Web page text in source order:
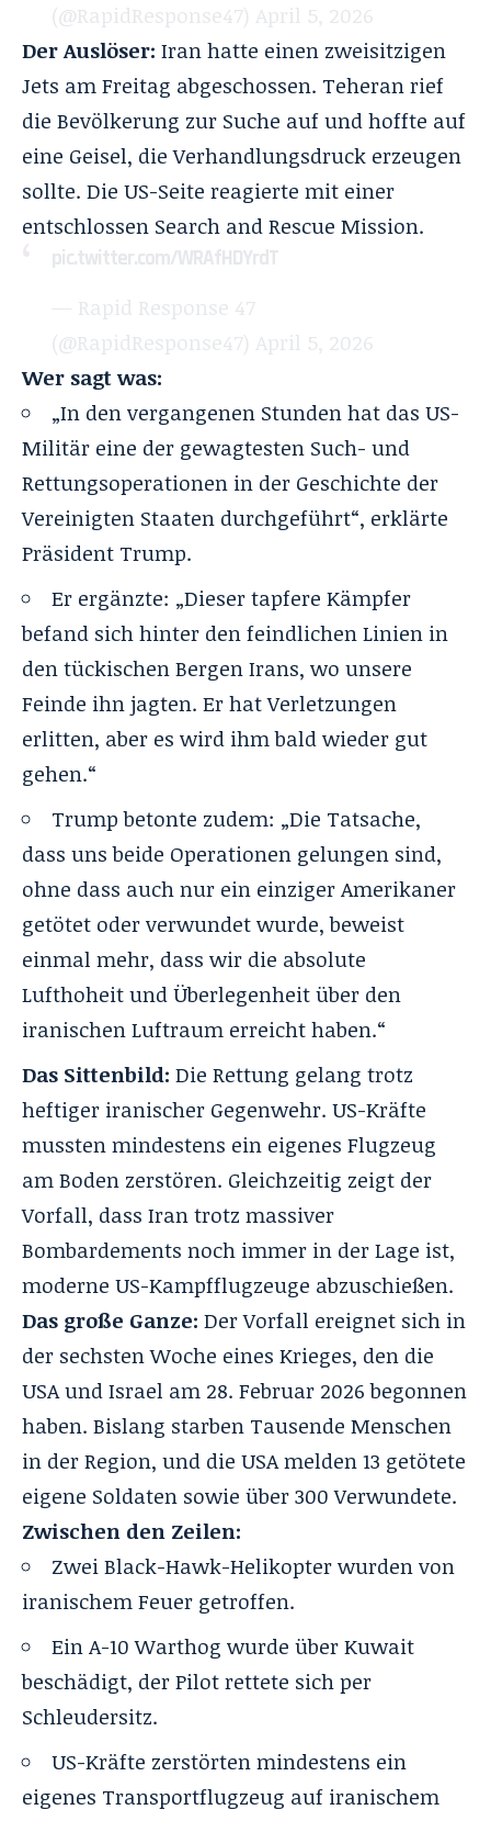
(@RapidResponse47) April 5, 2026
Der Auslöser: Iran hatte einen zweisitzigen
Jets am Freitag abgeschossen. Teheran rief
die Bevölkerung zur Suche auf und hoffte auf
eine Geisel, die Verhandlungsdruck erzeugen
sollte. Die US-Seite reagierte mit einer
entschlossen Search and Rescue Mission.
pic.twitter.com/WRAfHDYrdT
— Rapid Response 47
(@RapidResponse47) April 5, 2026
Wer sagt was:
„In den vergangenen Stunden hat das US-
Militär eine der gewagtesten Such- und
Rettungsoperationen in der Geschichte der
Vereinigten Staaten durchgeführt“, erklärte
Präsident Trump.
Er ergänzte: „Dieser tapfere Kämpfer
befand sich hinter den feindlichen Linien in
den tückischen Bergen Irans, wo unsere
Feinde ihn jagten. Er hat Verletzungen
erlitten, aber es wird ihm bald wieder gut
gehen.“
Trump betonte zudem: „Die Tatsache,
dass uns beide Operationen gelungen sind,
ohne dass auch nur ein einziger Amerikaner
getötet oder verwundet wurde, beweist
einmal mehr, dass wir die absolute
Lufthoheit und Überlegenheit über den
iranischen Luftraum erreicht haben.“
Das Sittenbild: Die Rettung gelang trotz
heftiger iranischer Gegenwehr. US-Kräfte
mussten mindestens ein eigenes Flugzeug
am Boden zerstören. Gleichzeitig zeigt der
Vorfall, dass Iran trotz massiver
Bombardements noch immer in der Lage ist,
moderne US-Kampfflugzeuge abzuschießen.
Das große Ganze: Der Vorfall ereignet sich in
der sechsten Woche eines Krieges, den die
USA und Israel am 28. Februar 2026 begonnen
haben. Bislang starben Tausende Menschen
in der Region, und die USA melden 13 getötete
eigene Soldaten sowie über 300 Verwundete.
Zwischen den Zeilen:
Zwei Black-Hawk-Helikopter wurden von
iranischem Feuer getroffen.
Ein A-10 Warthog wurde über Kuwait
beschädigt, der Pilot rettete sich per
Schleudersitz.
US-Kräfte zerstörten mindestens ein
eigenes Transportflugzeug auf iranischem